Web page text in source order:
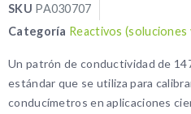
SKU PA030707
Categoría Reactivos (soluciones
Un patrón de conductividad de
estándar que se utiliza para
conducímetros en aplicaciones